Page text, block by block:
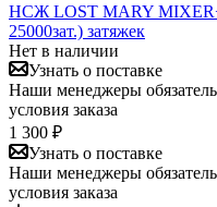
НСЖ LOST MARY
25000зат.) затяжек
Нет в наличии
Узнать о поставке
Наши менеджеры
условия заказа
1 300 ₽
Узнать о поставке
Наши менеджеры
условия заказа